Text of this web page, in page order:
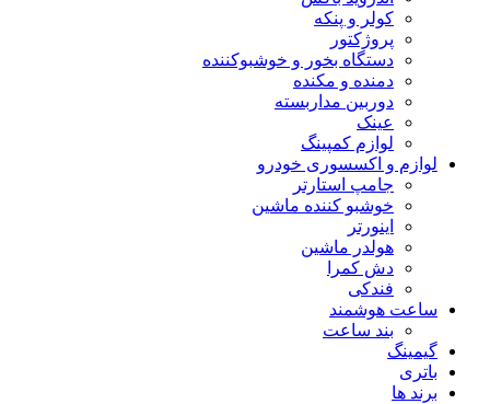
کولر و پنکه
پروژکتور
دستگاه بخور و خوشبوکننده
دمنده و مکنده
دوربین مداربسته
عینک
لوازم کمپینگ
لوازم و اکسسوری خودرو
جامپ استارتر
خوشبو کننده ماشین
اینورتر
هولدر ماشین
دش کمرا
فندکی
ساعت هوشمند
بند ساعت
گیمینگ
باتری
برند ها